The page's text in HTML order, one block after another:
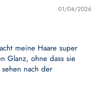
01/04/2026
meine Haare super
Glanz, ohne dass sie
nach der